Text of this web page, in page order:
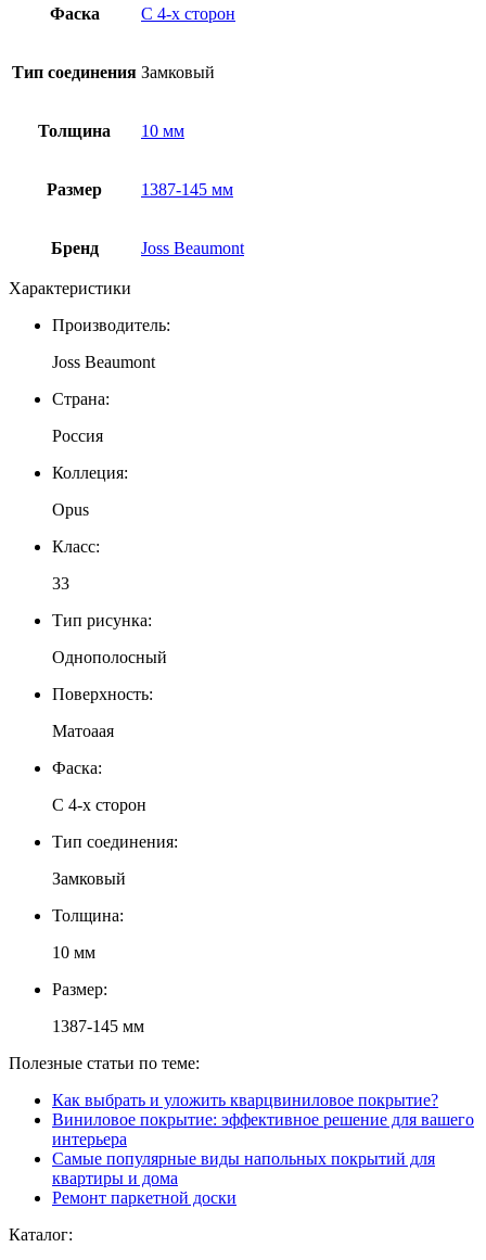
Фаска С 4-x сторон
Тип соединения Замковый
Толщина 10 мм
Размер 1387-145 мм
Бренд Joss Beaumont
Характеристики
Производитель:
Joss Beaumont
Страна:
Россия
Коллеция:
Opus
Класс:
33
Тип рисунка:
Однополосный
Поверхность:
Матоаая
Фаска:
С 4-х сторон
Тип соединения:
Замковый
Толщина:
10 мм
Размер:
1387-145 мм
Полезные статьи по теме:
Как выбрать и уложить кварцвиниловое покрытие?
Виниловое покрытие: эффективное решение для вашего
интерьера
Самые популярные виды напольных покрытий для
квартиры и дома
Ремонт паркетной доски
Каталог: